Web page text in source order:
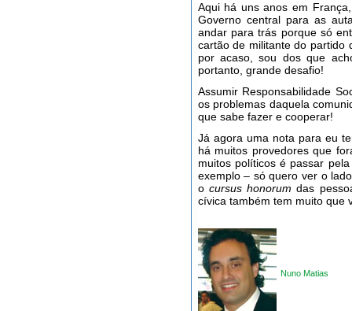
Aqui há uns anos em
Governo central para as
andar para trás porque só
cartão de militante do partido
por acaso, sou dos que
portanto, grande desafio!
Assumir Responsabilidade
os problemas daquela
que sabe fazer e cooperar!
Já agora uma nota para eu
há muitos provedores que
muitos políticos é passar
exemplo – só quero ver o
o cursus honorum das
cívica também tem muito que
Nuno Matias